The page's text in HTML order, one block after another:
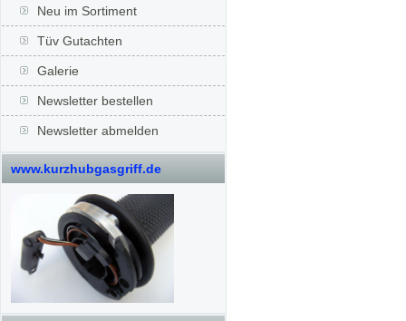
Neu im Sortiment
Tüv Gutachten
Galerie
Newsletter bestellen
Newsletter abmelden
www.kurzhubgasgriff.de